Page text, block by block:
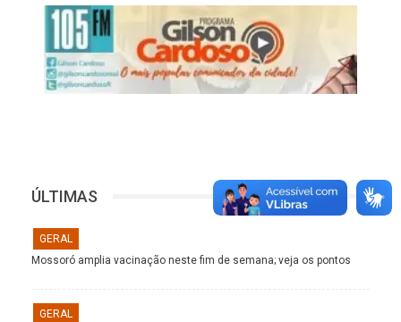
ÚLTIMAS
GERAL
Mossoró amplia vacinação neste fim de semana; veja os pontos
GERAL